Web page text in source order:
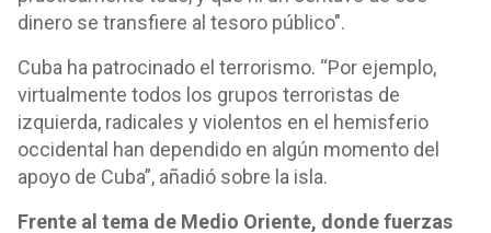
dinero se transfiere al tesoro público".
Cuba ha patrocinado el terrorismo. “Por ejemplo,
virtualmente todos los grupos terroristas de
izquierda, radicales y violentos en el hemisferio
occidental han dependido en algún momento del
apoyo de Cuba”, añadió sobre la isla.
Frente al tema de Medio Oriente, donde fuerzas